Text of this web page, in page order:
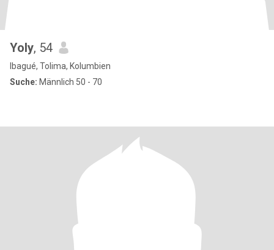
Yoly, 54
Ibagué, Tolima, Kolumbien
Suche: Männlich 50 - 70